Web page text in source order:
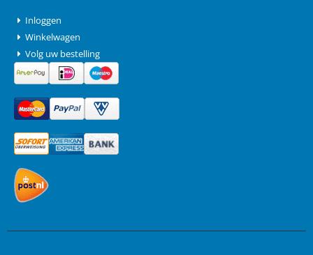
Inloggen
Winkelwagen
Volg uw bestelling